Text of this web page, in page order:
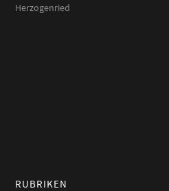
Herzogenried
RUBRIKEN